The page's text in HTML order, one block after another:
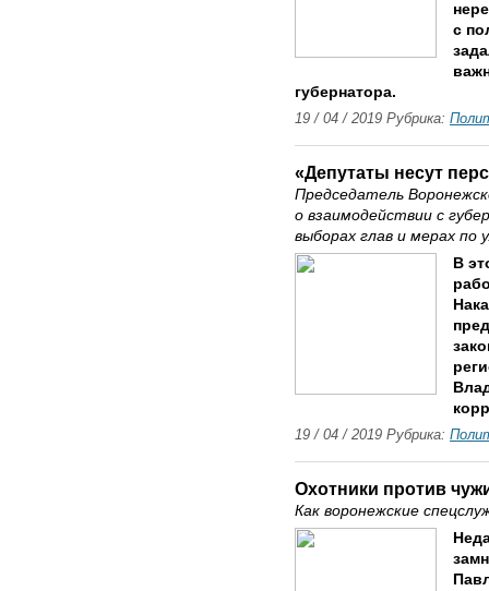
с
губернатора.
19 / 04 / 2019 Рубрика:
«Депутаты несут
Председатель
о взаимодействии с
выборах глав и мерах по
В
19 / 04 / 2019 Рубрика:
Охотники против
Как воронежские